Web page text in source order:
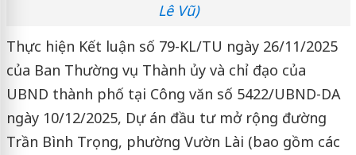
Lê Vũ)
Thực hiện Kết luận số 79-KL/TU ngày 26/11/2025
của Ban Thường vụ Thành ủy và chỉ đạo của
UBND thành phố tại Công văn số 5422/UBND-DA
ngày 10/12/2025, Dự án đầu tư mở rộng đường
Trần Bình Trọng, phường Vườn Lài (bao gồm các